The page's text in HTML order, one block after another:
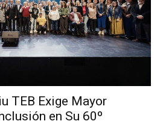
TEB Exige Mayor
en Su 60º